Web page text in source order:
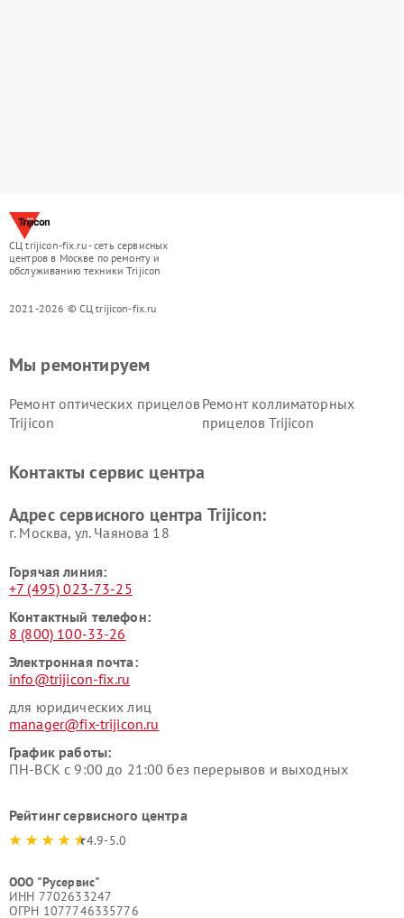
СЦ trijicon-fix.ru - сеть сервисных
центров в Москве по ремонту и
обслуживанию техники Trijicon
2021-2026 © СЦ trijicon-fix.ru
Мы ремонтируем
Ремонт оптических прицелов
Trijicon
Ремонт коллиматорных
прицелов Trijicon
Контакты сервис центра
Адрес сервисного центра Trijicon:
г. Москва, ул. Чаянова 18
Горячая линия:
+7 (495) 023-73-25
Контактный телефон:
8 (800) 100-33-26
Электронная почта:
info@trijicon-fix.ru
для юридических лиц
manager@fix-trijicon.ru
График работы:
ПН-ВСК с 9:00 до 21:00 без перерывов и выходных
Рейтинг сервисного центра
4.9-5.0
ООО "Русервис"
ИНН 7702633247
ОГРН 1077746335776